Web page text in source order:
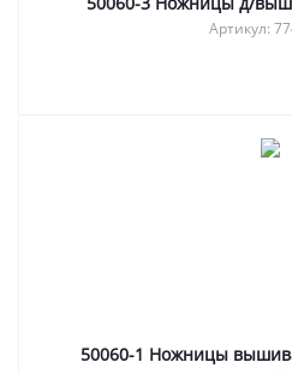
Артикул:
50060-1 Ножницы